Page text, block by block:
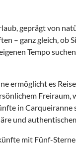
geprägt von
– ganz gleich, ob
Tempo
ermöglicht es
Freiraum,
in Carqueiranne
und
mit Fünf-